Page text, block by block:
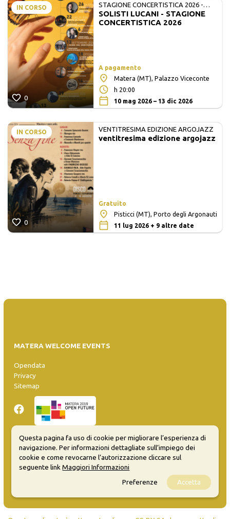
IN CORSO
0
STAGIONE CONCERTISTICA 2026 -
MATE E SOLISTI LUCANI
SOLISTI LUCANI - STAGIONE
CONCERTISTICA 2026
A pagamento
Matera (MT), Palazzo Viceconte
h 20:00
10 mag 2026 – 13 dic 2026
IN CORSO
0
VENTITRESIMA EDIZIONE ARGOJAZZ
ventitresima edizione argojazz
Gratuito
Pisticci (MT), Porto degli Argonauti
11 lug 2026 + 9 altre date
MATERA WELCOME EVENTS
Opendata
Privacy
Sitemap
Inserisci evento
Guida
FAQ
Questa pagina fa uso di cookie per migliorare l’esperienza di
navigazione. Per informazioni dettagliate sull’impiego dei
cookie e come revocarne l’autorizzazione cliccare sul
seguente linkMaggiori Informazioni
Preferenze
Accetta